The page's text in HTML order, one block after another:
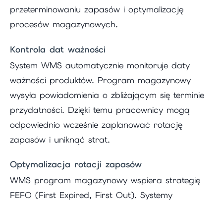
przeterminowaniu zapasów i optymalizację
procesów magazynowych.
Kontrola dat ważności
System WMS automatycznie monitoruje daty
ważności produktów. Program magazynowy
wysyła powiadomienia o zbliżającym się terminie
przydatności. Dzięki temu pracownicy mogą
odpowiednio wcześnie zaplanować rotację
zapasów i uniknąć strat.
Optymalizacja rotacji zapasów
WMS program magazynowy wspiera strategię
FEFO (First Expired, First Out). Systemy